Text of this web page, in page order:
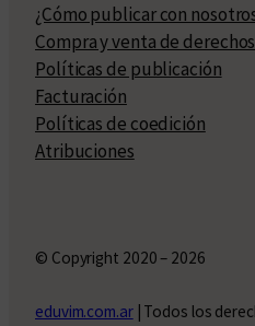
¿Cómo publicar con
Compra y venta de derechos
Políticas de publicación
Facturación
Políticas de coedición
Atribuciones
© Copyright 2020 – 2026
eduvim.com.ar| Todos los